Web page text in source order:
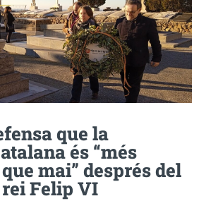
que la
és “més
mai” després del
Felip VI